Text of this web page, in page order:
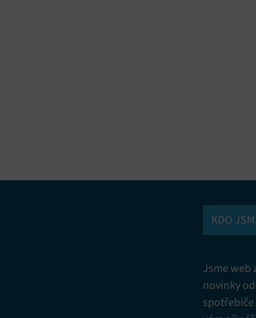
údajů z jiných zdrojů údajů, Propojení různých
předcházení a zjišťování podvodů a odstraňování chyb,
reklamy a obsahu, Ukládání a sdělování voleb
KDO
Jsme web
novinky
spotřebiče